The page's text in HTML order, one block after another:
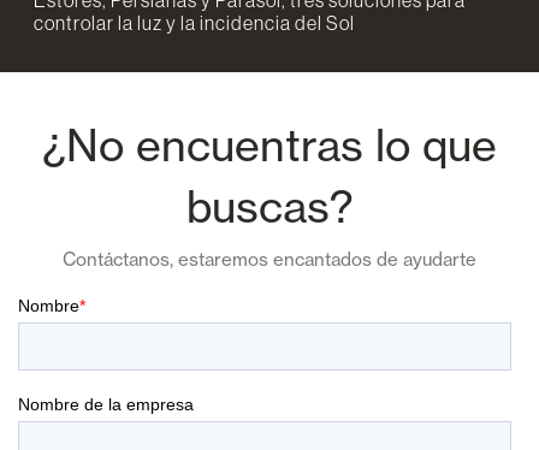
controlar la luz y la incidencia del Sol
¿No encuentras lo que
buscas?
Contáctanos, estaremos encantados de ayudarte